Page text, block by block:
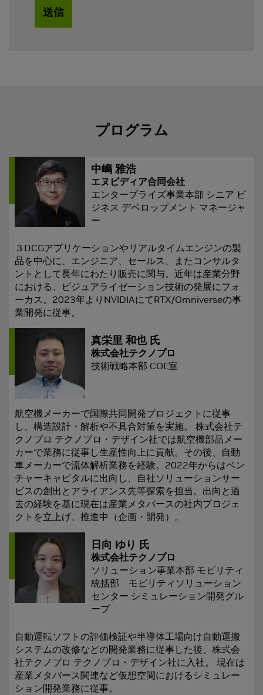
送信
プログラム
中嶋 雅浩
エヌビディア合同会社
エンタープライズ事業本部 シニア ビ
ジネス デベロップメント マネージャ
ー
３DCGアプリケーションやリアルタイムエンジンの製
品を中心に、エンジニア、セールス、またコンサルタ
ントとして長年にわたり販売に関与。近年は産業分野
における、ビジュアライゼーション技術の発展にフォ
ーカス。2023年よりNVIDIAにてRTX/Omniverseの事
業開発に従事。
真栄里 和也 氏
株式会社テクノプロ
技術戦略本部 COE室
航空機メーカーで国際共同開発プロジェクトに従事
し、構造設計・解析や不具合対策を実施。 株式会社テ
クノプロ テクノプロ・デザイン社では航空機部品メー
カーで業務に従事し生産性向上に貢献。その後、自動
車メーカーで流体解析業務を経験。2022年からはベン
チャーキャピタルに出向し、自社ソリューションサー
ビスの創出とアライアンス先等探索を担当。出向と過
去の経験を基に現在は産業メタバースの社内プロジェ
クトを立上げ、推進中（企画・開発）。
日向 ゆり 氏
株式会社テクノプロ
ソリューション事業本部 モビリティ
統括部 モビリティソリューション
センター シミュレーション開発グル
ープ
自動運転ソフトの評価検証や半導体工場向け自動運搬
システムの改修などの開発業務に従事した後、株式会
社テクノプロ テクノプロ・デザイン社に入社。 現在は
産業メタバース関連など仮想空間におけるシミュレー
ション開発業務に従事。